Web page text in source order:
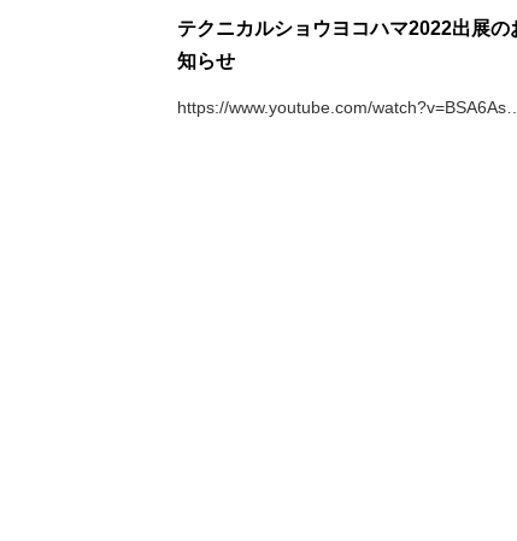
テクニカルショウヨコハマ2022出展の
知らせ
https://www.youtube.com/watch?v=BSA6As…